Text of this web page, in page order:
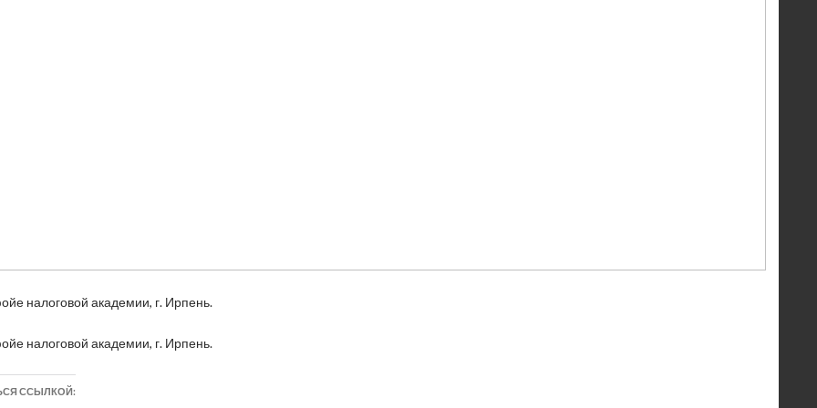
налоговой академии, г. Ирпень.
налоговой академии, г. Ирпень.
ССЫЛКОЙ: